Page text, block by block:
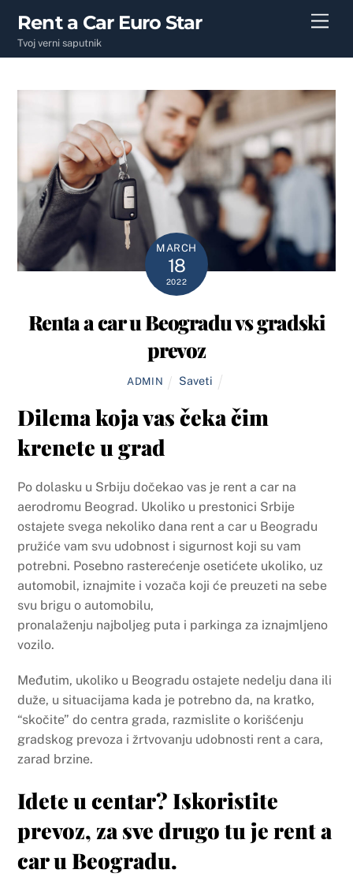
content
Rent a Car Euro Star
Tvoj verni saputnik
MARCH
18
2022
Renta a car u Beogradu vs gradski
prevoz
ADMIN Saveti
Dilema koja vas čeka čim
krenete u grad
Po dolasku u Srbiju dočekao vas je rent a car na
aerodromu Beograd. Ukoliko u prestonici Srbije
ostajete svega nekoliko dana rent a car u Beogradu
pružiće vam svu udobnost i sigurnost koji su vam
potrebni. Posebno rasterećenje osetićete ukoliko, uz
automobil, iznajmite i vozača koji će preuzeti na sebe
svu brigu o automobilu,
pronalaženju najboljeg puta i parkinga za iznajmljeno
vozilo.
Međutim, ukoliko u Beogradu ostajete nedelju dana ili
duže, u situacijama kada je potrebno da, na kratko,
“skočite” do centra grada, razmislite o korišćenju
gradskog prevoza i žrtvovanju udobnosti rent a cara,
zarad brzine.
Idete u centar? Iskoristite
prevoz, za sve drugo tu je rent a
car u Beogradu.